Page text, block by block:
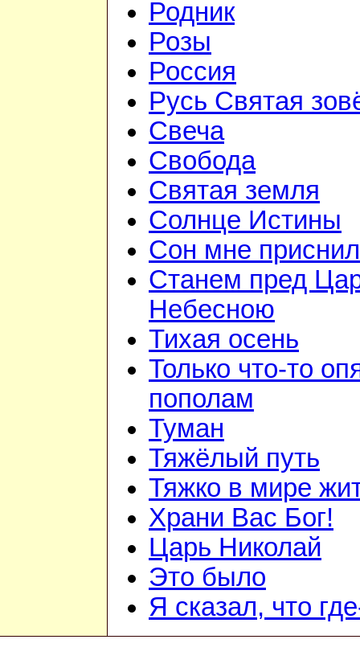
Родник
Розы
Россия
Русь Святая
Свеча
Свобода
Святая земля
Солнце Истины
Сон мне
Станем пред
Небесною
Тихая осень
Только что-то
пополам
Туман
Тяжёлый путь
Тяжко в мире
Храни Вас Бог!
Царь Николай
Это было
Я сказал, что